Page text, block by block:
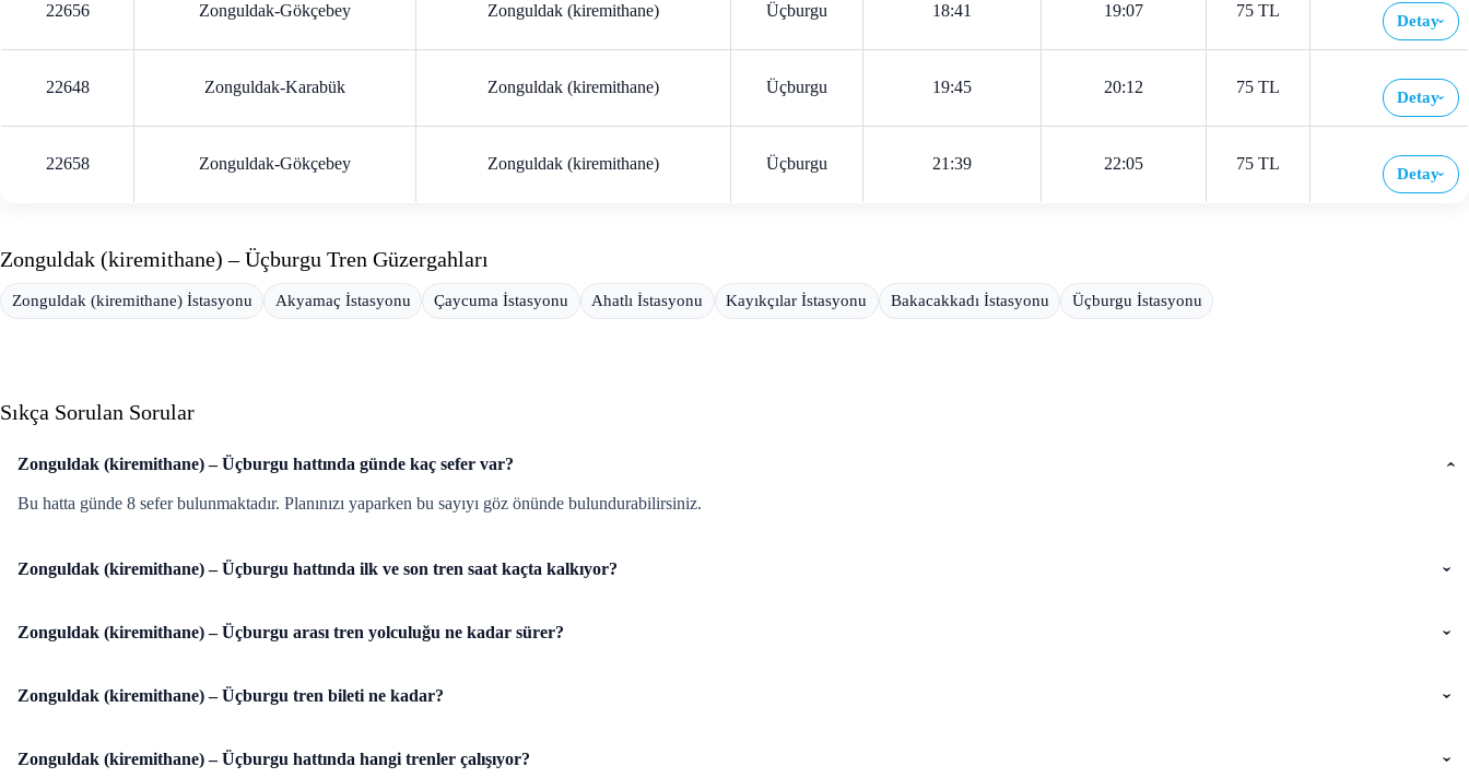
22656 Zonguldak-Gökçebey Zonguldak (kiremithane) Üçburgu 18:41 19:07 75 TL
Detay›
22648 Zonguldak-Karabük Zonguldak (kiremithane) Üçburgu 19:45 20:12 75 TL
Detay›
22658 Zonguldak-Gökçebey Zonguldak (kiremithane) Üçburgu 21:39 22:05 75 TL
Detay›
Zonguldak (kiremithane) – Üçburgu Tren Güzergahları
Zonguldak (kiremithane) İstasyonu Akyamaç İstasyonu Çaycuma İstasyonu Ahatlı İstasyonu Kayıkçılar İstasyonu Bakacakkadı İstasyonu Üçburgu İstasyonu
Sıkça Sorulan Sorular
Zonguldak (kiremithane) – Üçburgu hattında günde kaç sefer var?
Bu hatta günde 8 sefer bulunmaktadır. Planınızı yaparken bu sayıyı göz önünde bulundurabilirsiniz.
Zonguldak (kiremithane) – Üçburgu hattında ilk ve son tren saat kaçta kalkıyor?
Zonguldak (kiremithane) – Üçburgu arası tren yolculuğu ne kadar sürer?
Zonguldak (kiremithane) – Üçburgu tren bileti ne kadar?
Zonguldak (kiremithane) – Üçburgu hattında hangi trenler çalışıyor?